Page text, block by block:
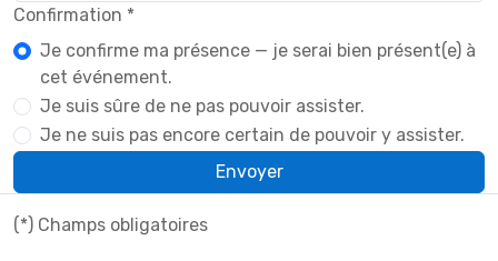
Confirmation *
Je confirme ma présence — je serai bien présent(e) à
cet événement.
Je suis sûre de ne pas pouvoir assister.
Je ne suis pas encore certain de pouvoir y assister.
Envoyer
(*) Champs obligatoires